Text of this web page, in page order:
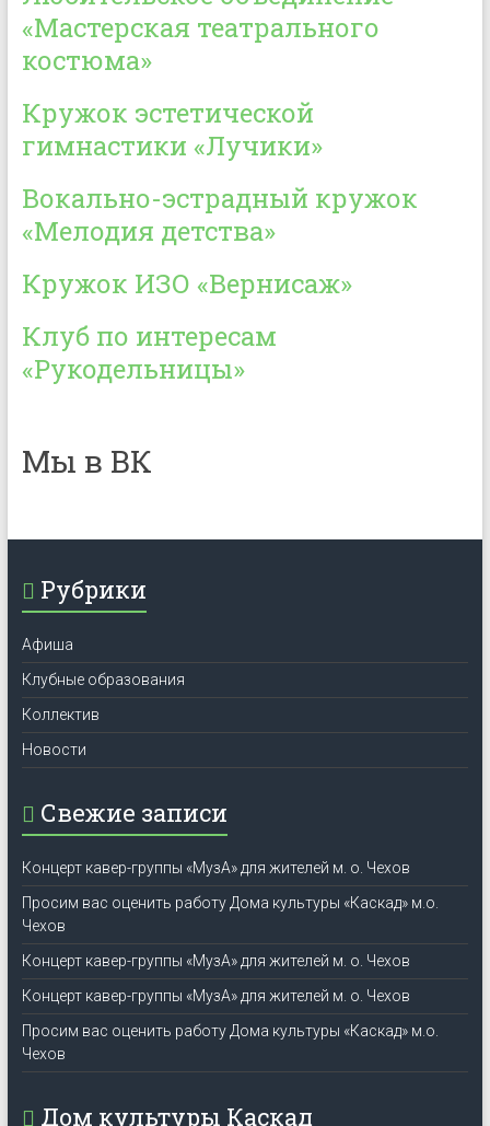
«Мастерская театрального
костюма»
Кружок эстетической
гимнастики «Лучики»
Вокально-эстрадный кружок
«Мелодия детства»
Кружок ИЗО «Вернисаж»
Клуб по интересам
«Рукодельницы»
Мы в ВК
Рубрики
Афиша
Клубные образования
Коллектив
Новости
Свежие записи
Концерт кавер-группы «МузА» для жителей м. о. Чехов
Просим вас оценить работу Дома культуры «Каскад» м.о.
Чехов
Концерт кавер-группы «МузА» для жителей м. о. Чехов
Концерт кавер-группы «МузА» для жителей м. о. Чехов
Просим вас оценить работу Дома культуры «Каскад» м.о.
Чехов
Дом культуры Каскад